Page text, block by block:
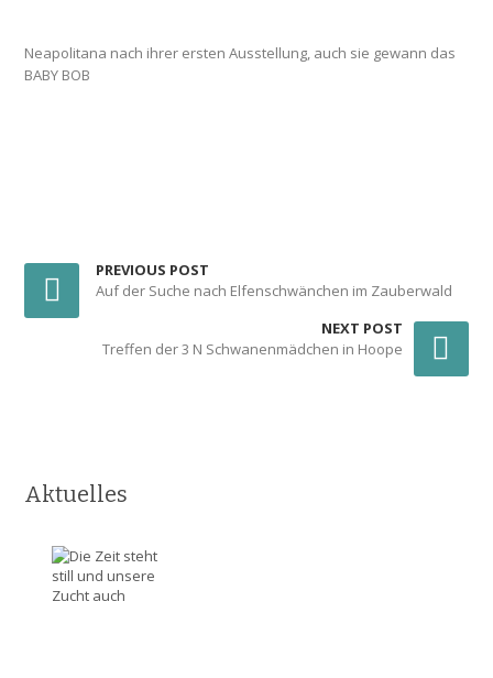
Neapolitana nach ihrer ersten Ausstellung, auch sie gewann das
BABY BOB
PREVIOUS POST
Auf der Suche nach Elfenschwänchen im Zauberwald
NEXT POST
Treffen der 3 N Schwanenmädchen in Hoope
Aktuelles